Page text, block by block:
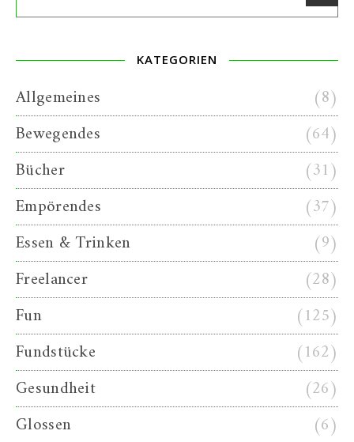
KATEGORIEN
Allgemeines
(8)
Bewegendes
(64)
Bücher
(31)
Empörendes
(37)
Essen & Trinken
(9)
Freelancer
(28)
Fun
(125)
Fundstücke
(162)
Gesundheit
(26)
Glossen
(6)